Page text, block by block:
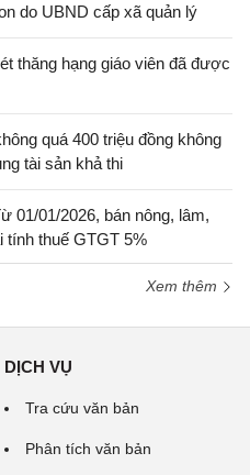
do UBND cấp xã quản lý
thăng hạng giáo viên đã được
quá 400 triệu đồng không
tài sản khả thi
01/01/2026, bán nông, lâm,
tính thuế GTGT 5%
Xem thêm
DỊCH VỤ
Tra cứu văn bản
Phân tích văn bản